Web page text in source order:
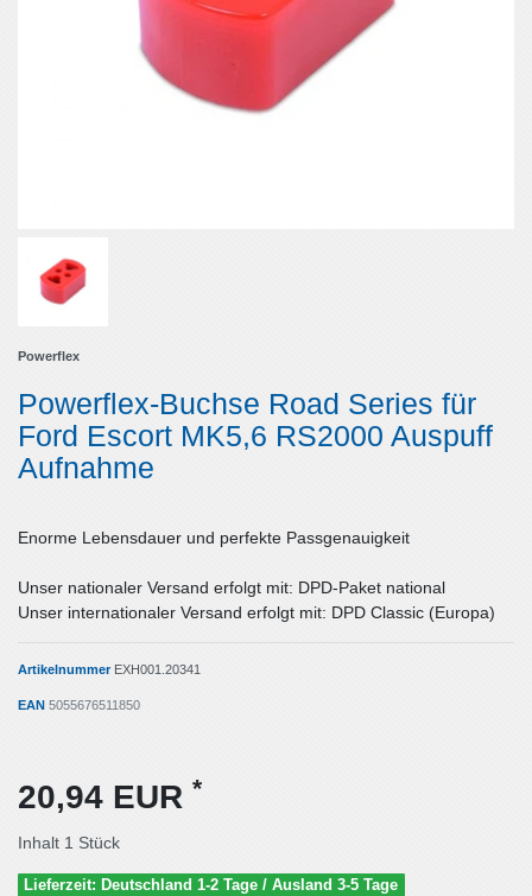
Powerflex
Powerflex-Buchse Road Series für
Ford Escort MK5,6 RS2000 Auspuff
Aufnahme
Enorme Lebensdauer und perfekte Passgenauigkeit
Unser nationaler Versand erfolgt mit: DPD-Paket national
Unser internationaler Versand erfolgt mit: DPD Classic (Europa)
Artikelnummer EXH001.20341
EAN 5055676511850
20,94 EUR *
Inhalt 1 Stück
Lieferzeit: Deutschland 1-2 Tage / Ausland 3-5 Tage